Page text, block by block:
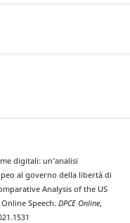
digitali: un’analisi
al governo della libertà di
Analysis of the US
Speech. DPCE Online,